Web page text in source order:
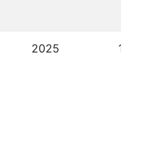
2025 12/